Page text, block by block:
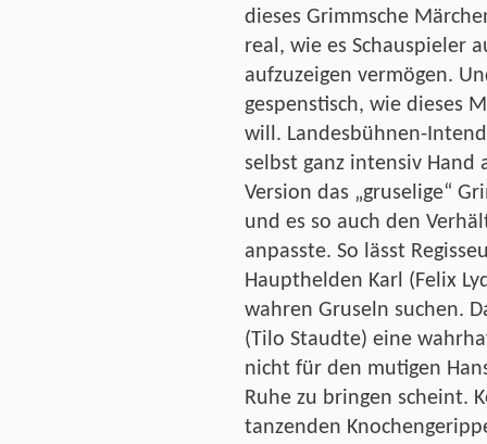
dieses Grimmsche
real, wie es Schauspieler
aufzuzeigen vermögen.
gespenstisch, wie dieses
will. Landesbühnen-
selbst ganz intensiv
Version das „gruselige“
und es so auch den
anpasste. So lässt
Haupthelden Karl (Felix
wahren Gruseln suchen.
(Tilo Staudte) eine
nicht für den mutigen
Ruhe zu bringen scheint.
tanzenden